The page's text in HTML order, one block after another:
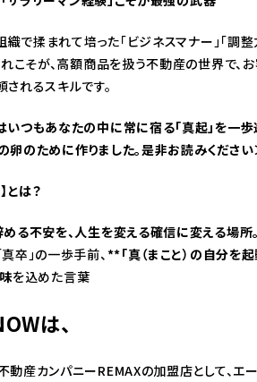
織で揉まれて培った「ビジネスマナー」「調整
れこそが、高額商品を扱う不動産の世界で、
れるスキルです。
いつもあなたの中に常に宿る「真起」を一
卵のために作りました。是非お読みくださ
とは？
る不安を、人生を変える確信に変える場所
卒」の一歩手前、**「真（まこと）の自分を
を込めた言葉
は、
動産カンパニーREMAXの加盟店として、エ